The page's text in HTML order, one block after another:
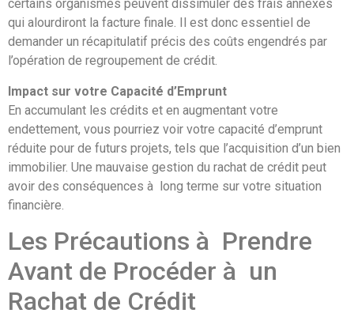
certains organismes peuvent dissimuler des frais annexes
qui alourdiront la facture finale. Il est donc essentiel de
demander un récapitulatif précis des coûts engendrés par
l’opération de regroupement de crédit.
Impact sur votre Capacité d’Emprunt
En accumulant les crédits et en augmentant votre
endettement, vous pourriez voir votre capacité d’emprunt
réduite pour de futurs projets, tels que l’acquisition d’un bien
immobilier. Une mauvaise gestion du rachat de crédit peut
avoir des conséquences à long terme sur votre situation
financière.
Les Précautions à Prendre
Avant de Procéder à un
Rachat de Crédit